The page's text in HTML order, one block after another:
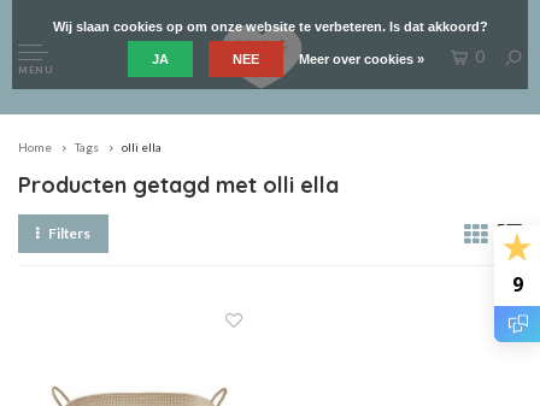
9
MENU
0
Home Tags olli ella
Producten getagd met olli ella
Filters
Wij slaan cookies op om onze website te verbeteren. Is dat akkoord?
JA NEE Meer over cookies »